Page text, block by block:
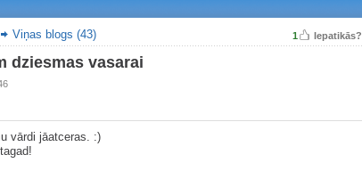
1 Iepatikās?
Viņas blogs (43)
dziesmas vasarai
vārdi jāatceras. :)